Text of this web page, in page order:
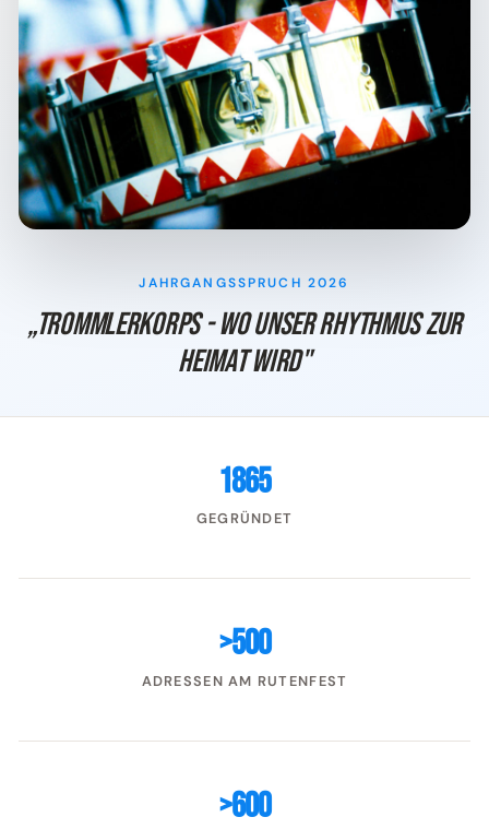
JAHRGANGSSPRUCH 2026
„Trommlerkorps - Wo unser Rhythmus zur
Heimat wird"
1865
GEGRÜNDET
>500
ADRESSEN AM RUTENFEST
>600